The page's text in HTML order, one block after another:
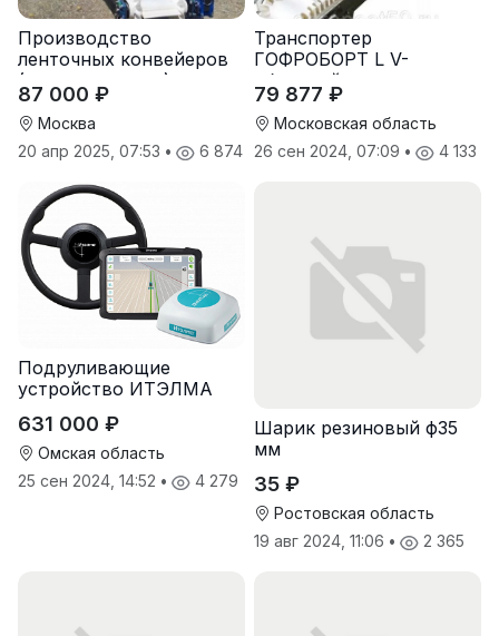
Производство
ленточных конвейеров
(транспортеров) под
заказ
87 000 ₽
Москва
20 апр 2025, 07:53 • 6 874
Транспортер
ГОФРОБОРТ L V-
образный
79 877 ₽
Московская область
26 сен 2024, 07:09 • 4 133
Подруливающие
устройство ИТЭЛМА
631 000 ₽
Омская область
25 сен 2024, 14:52 • 4 279
Шарик резиновый ф35
мм
35 ₽
Ростовская область
19 авг 2024, 11:06 • 2 365